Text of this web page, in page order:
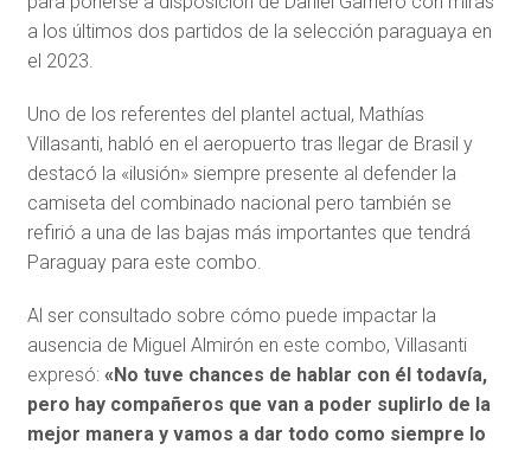
a los últimos dos partidos de la selección paraguaya en
el 2023.
Uno de los referentes del plantel actual, Mathías
Villasanti, habló en el aeropuerto tras llegar de Brasil y
destacó la «ilusión» siempre presente al defender la
camiseta del combinado nacional pero también se
refirió a una de las bajas más importantes que tendrá
Paraguay para este combo.
Al ser consultado sobre cómo puede impactar la
ausencia de Miguel Almirón en este combo, Villasanti
expresó: «No tuve chances de hablar con él todavía,
pero hay compañeros que van a poder suplirlo de la
mejor manera y vamos a dar todo como siempre lo